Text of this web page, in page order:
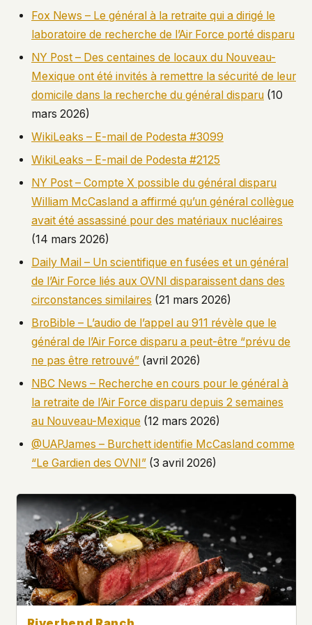
Fox News – Le général à la retraite qui a dirigé le
laboratoire de recherche de l’Air Force porté disparu
NY Post – Des centaines de locaux du Nouveau-
Mexique ont été invités à remettre la sécurité de leur
domicile dans la recherche du général disparu (10
mars 2026)
WikiLeaks – E-mail de Podesta #3099
WikiLeaks – E-mail de Podesta #2125
NY Post – Compte X possible du général disparu
William McCasland a affirmé qu’un général collègue
avait été assassiné pour des matériaux nucléaires
(14 mars 2026)
Daily Mail – Un scientifique en fusées et un général
de l’Air Force liés aux OVNI disparaissent dans des
circonstances similaires (21 mars 2026)
BroBible – L’audio de l’appel au 911 révèle que le
général de l’Air Force disparu a peut-être “prévu de
ne pas être retrouvé” (avril 2026)
NBC News – Recherche en cours pour le général à
la retraite de l’Air Force disparu depuis 2 semaines
au Nouveau-Mexique (12 mars 2026)
@UAPJames – Burchett identifie McCasland comme
“Le Gardien des OVNI” (3 avril 2026)